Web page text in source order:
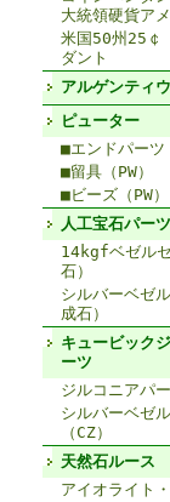
大統領硬貨ア
米国50州25￠
ダント
アルゲンティ
ピューター
■エンドパーツ
■留具（PW）
■ビーズ（PW）
人工宝石パーツ
14kgfベゼル
石）
シルバーベゼ
成石）
キュービック
ーツ
ジルコニアパ
シルバーベゼ
（CZ）
天然石ルース
アイオライト